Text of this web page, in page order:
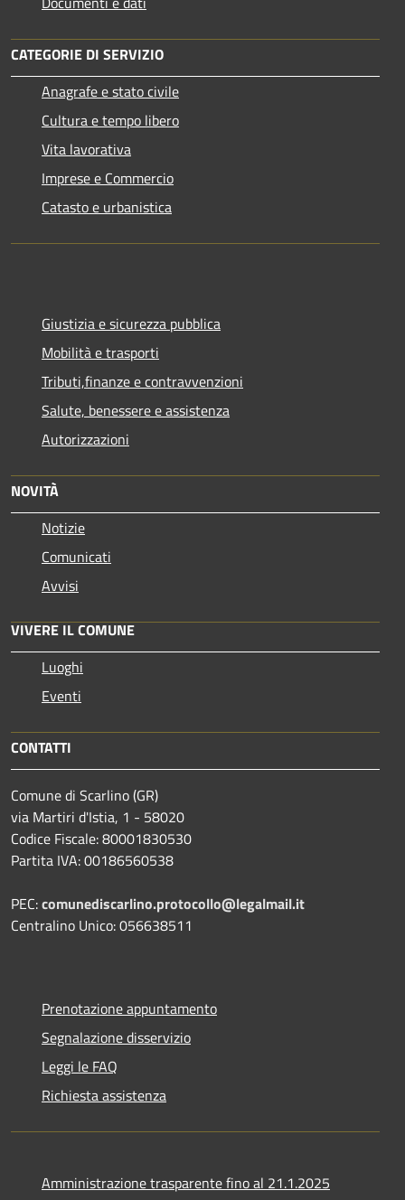
CATEGORIE DI SERVIZIO
Anagrafe e stato civile
Cultura e tempo libero
Vita lavorativa
Imprese e Commercio
Catasto e urbanistica
Giustizia e sicurezza pubblica
Mobilità e trasporti
Tributi,finanze e contravvenzioni
Salute, benessere e assistenza
Autorizzazioni
NOVITÀ
Notizie
Comunicati
Avvisi
VIVERE IL COMUNE
Luoghi
Eventi
CONTATTI
Comune di Scarlino (GR)
via Martiri d'Istia, 1 - 58020
Codice Fiscale: 80001830530
Partita IVA: 00186560538
PEC:comunediscarlino.protocollo@legalmail.it
Centralino Unico: 056638511
Prenotazione appuntamento
Segnalazione disservizio
Leggi le FAQ
Richiesta assistenza
Amministrazione trasparente fino al 21.1.2025